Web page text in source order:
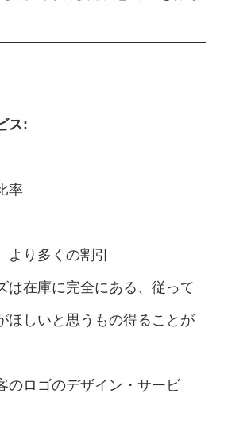
ス:
率
より多くの割引
は在庫に完全にある、従って
ほしいと思うもの得ることが
のロゴのデザイン・サービ